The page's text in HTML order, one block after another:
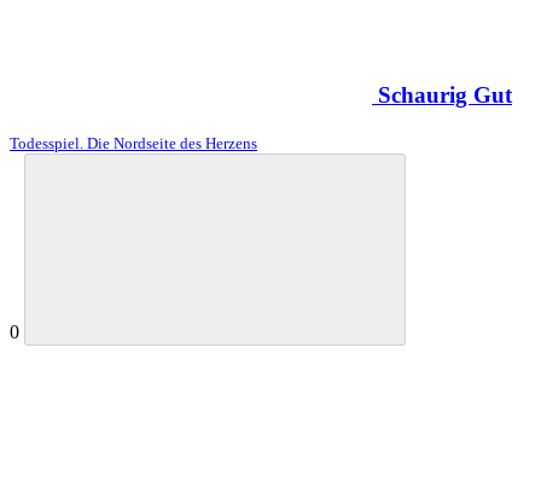
Schaurig Gut
Todesspiel. Die Nordseite des Herzens
0